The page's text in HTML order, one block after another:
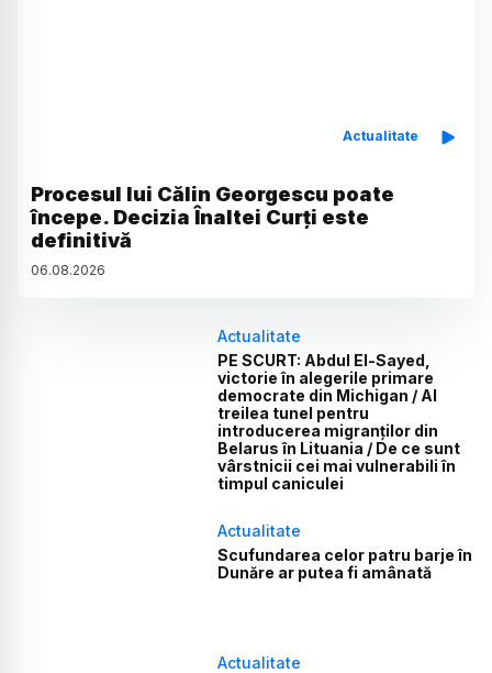
Actualitate
Procesul lui Călin Georgescu poate
începe. Decizia Înaltei Curți este
definitivă
06.08.2026
Actualitate
PE SCURT: Abdul El-Sayed,
victorie în alegerile primare
democrate din Michigan / Al
treilea tunel pentru
introducerea migranților din
Belarus în Lituania / De ce sunt
vârstnicii cei mai vulnerabili în
timpul caniculei
Actualitate
Scufundarea celor patru barje în
Dunăre ar putea fi amânată
Actualitate